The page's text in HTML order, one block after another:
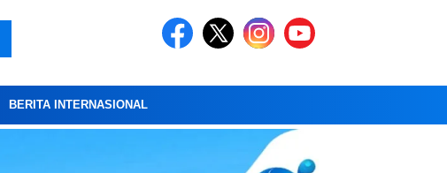
BERITA INTERNASIONAL